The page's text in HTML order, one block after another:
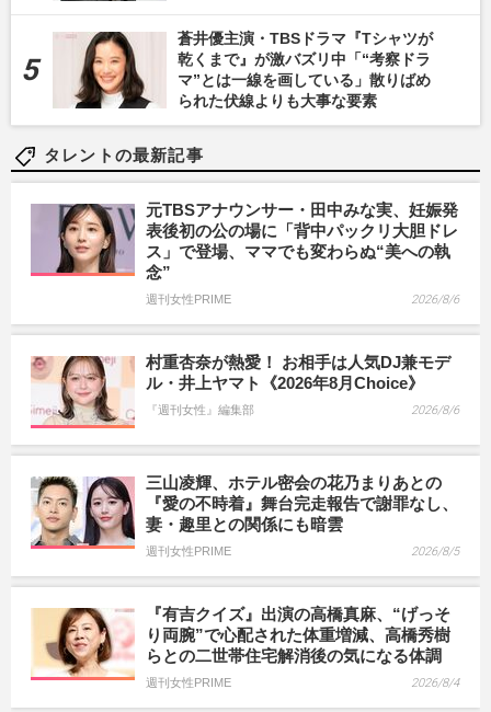
蒼井優主演・TBSドラマ『Tシャツが
乾くまで』が激バズリ中「“考察ドラ
マ”とは一線を画している」散りばめ
られた伏線よりも大事な要素
タレントの最新記事
元TBSアナウンサー・田中みな実、妊娠発
表後初の公の場に「背中パックリ大胆ドレ
ス」で登場、ママでも変わらぬ“美への執
念”
週刊女性PRIME 2026/8/6
村重杏奈が熱愛！ お相手は人気DJ兼モデ
ル・井上ヤマト《2026年8月Choice》
『週刊女性』編集部 2026/8/6
三山凌輝、ホテル密会の花乃まりあとの
『愛の不時着』舞台完走報告で謝罪なし、
妻・趣里との関係にも暗雲
週刊女性PRIME 2026/8/5
『有吉クイズ』出演の高橋真麻、“げっそ
り両腕”で心配された体重増減、高橋秀樹
らとの二世帯住宅解消後の気になる体調
週刊女性PRIME 2026/8/4